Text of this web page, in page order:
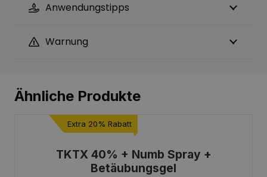
Anwendungstipps
Warnung
Ähnliche Produkte
2+1 Kostenlos
TKTX Gold 40%